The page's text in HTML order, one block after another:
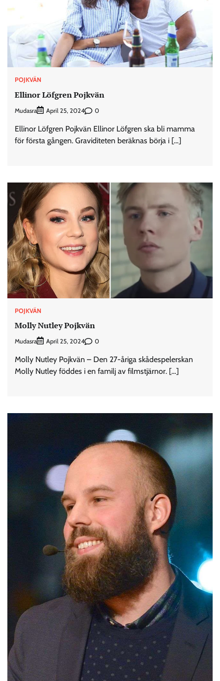
POJKVÄN
Ellinor Löfgren Pojkvän
Mudasra April 25, 2024 0
Ellinor Löfgren Pojkvän Ellinor Löfgren ska bli mamma
för första gången. Graviditeten beräknas börja i […]
POJKVÄN
Molly Nutley Pojkvän
Mudasra April 25, 2024 0
Molly Nutley Pojkvän – Den 27-åriga skådespelerskan
Molly Nutley föddes i en familj av filmstjärnor. […]